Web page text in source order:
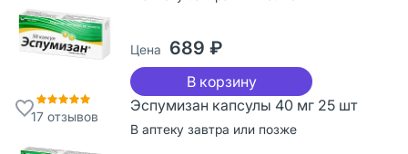
17 отзывов
Цена 689 ₽
В корзину
Эспумизан капсулы 40 мг 25 шт
В аптеку завтра или позже